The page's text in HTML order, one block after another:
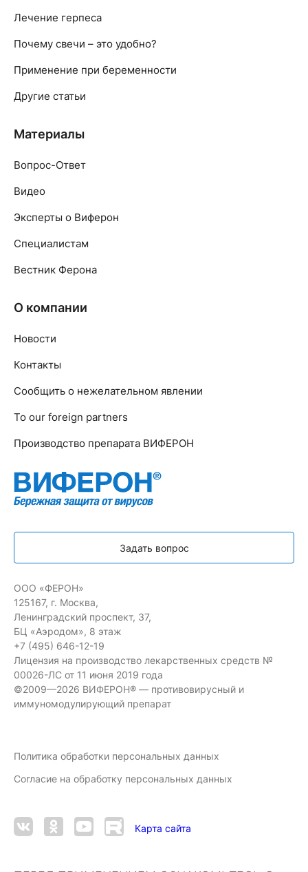
Лечение герпеса
Почему свечи – это удобно?
Применение при беременности
Другие статьи
Материалы
Вопрос-Ответ
Видео
Эксперты о Виферон
Специалистам
Вестник Ферона
О компании
Новости
Контакты
Сообщить о нежелательном явлении
To our foreign partners
Производство препарата ВИФЕРОН
Задать вопрос
ООО «ФЕРОН»
125167, г. Москва,
Ленинградский проспект, 37,
БЦ «Аэродом», 8 этаж
+7 (495) 646-12-19
Лицензия на производство лекарственных средств №
00026-ЛС от 11 июня 2019 года
©2009—2026 ВИФЕРОН® — противовирусный и
иммуномодулирующий препарат
Политика обработки персональных данных
Согласие на обработку персональных данных
Карта сайта